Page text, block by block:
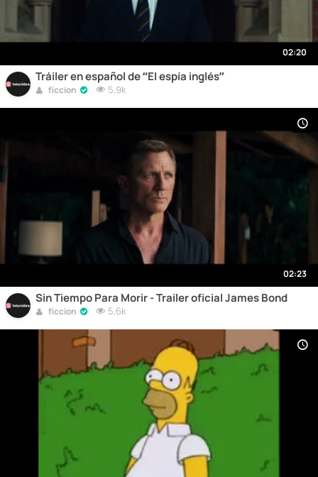
02:20
Tráiler en español de “El espía inglés”
ficcion 5,9k
02:23
Sin Tiempo Para Morir - Trailer oficial James Bond
ficcion 5,6k